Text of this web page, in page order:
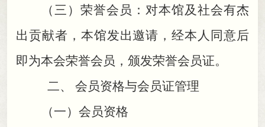
（三）荣誉会员：对本馆及社会有杰
出贡献者 ， 本馆发出邀请，经本人同意后
即为本会荣誉会员 ， 颁发荣誉会员证。
二、 会员资格与会员证管理
（一）会员资格